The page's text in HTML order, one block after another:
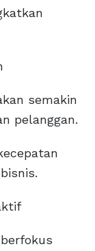
semakin
pelanggan.